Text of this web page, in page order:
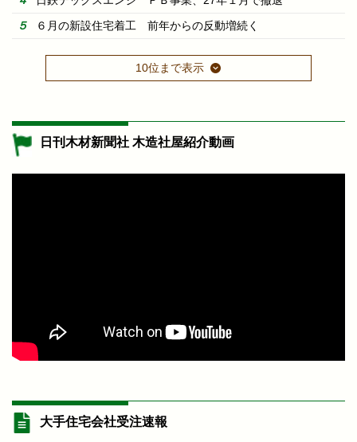
６月の新設住宅着工 前年からの反動増続く
10位まで表示
日刊木材新聞社 木造社屋紹介動画
大手住宅会社受注速報